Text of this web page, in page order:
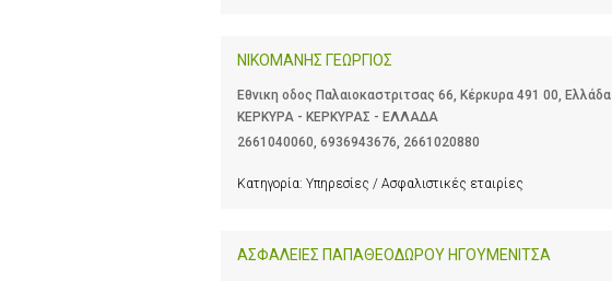
ΝΙΚΟΜΑΝΗΣ ΓΕΩΡΓΙΟΣ
Εθνικη οδος Παλαιοκαστριτσας 66, Κέρκυρα 491 00, Ελλάδα
ΚΕΡΚΥΡΑ - ΚΕΡΚΥΡΑΣ - ΕΛΛΑΔΑ
2661040060, 6936943676, 2661020880
Κατηγορία: Υπηρεσίες / Ασφαλιστικές εταιρίες
ΑΣΦΑΛΕΙΕΣ ΠΑΠΑΘΕΟΔΩΡΟΥ ΗΓΟΥΜΕΝΙΤΣΑ